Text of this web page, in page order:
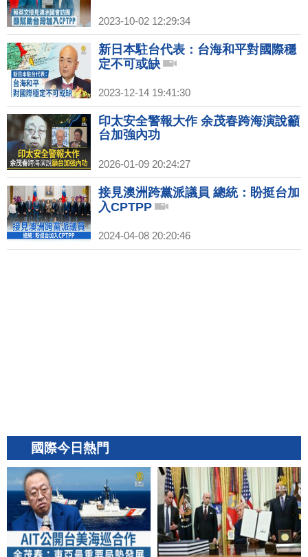
2023-10-02 12:29:34
新日本駐台代表：台海和平對國際穩
定不可或缺
2023-12-14 19:41:30
印太安全警報大作 余茂春跨海演說籲
台加強內功
2026-01-09 20:24:27
接見澳洲跨黨派議員 總統：盼挺台加
入CPTPP
2024-04-08 20:20:46
國際今日熱門